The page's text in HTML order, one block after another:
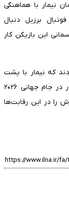
نیمار با هماهنگی
برزیل دنبال
این بازیکن کار
که نیمار با پشت
سر گذاشتن مراحل درمانی، آمادگی لازم برای حضور در جام جهانی ۲۰۲۶
را در این رقابت‌ها